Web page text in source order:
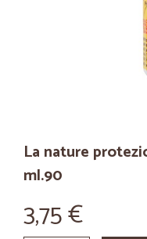
La nature
ml.90
3,75 €